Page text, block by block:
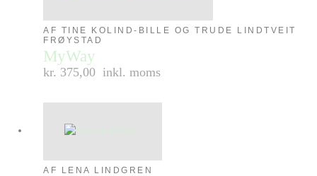
AF TINE KOLIND-BILLE OG TRUDE LINDTVEIT
FRØYSTAD
MyWay
kr. 375,00 inkl. moms
AF LENA LINDGREN